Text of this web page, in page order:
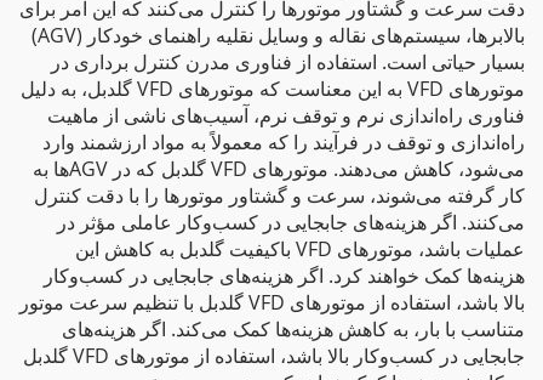
دقت سرعت و گشتاور موتورها را کنترل می‌کنند که این امر برای
بالابرها، سیستم‌های نقاله و وسایل نقلیه راهنمای خودکار (AGV)
بسیار حیاتی است. استفاده از فناوری مدرن کنترل برداری در
موتورهای VFD به این معناست که موتورهای VFD گلدبل، به دلیل
فناوری راه‌اندازی نرم و توقف نرم، آسیب‌های ناشی از ماهیت
راه‌اندازی و توقف در فرآیند را که معمولاً به مواد ارزشمند وارد
می‌شود، کاهش می‌دهند. موتورهای VFD گلدبل که در AGVها به
کار گرفته می‌شوند، سرعت و گشتاور موتورها را با دقت کنترل
می‌کنند. اگر هزینه‌های جابجایی در کسب‌وکار عاملی مؤثر در
عملیات باشد، موتورهای VFD باکیفیت گلدبل به کاهش این
هزینه‌ها کمک خواهند کرد. اگر هزینه‌های جابجایی در کسب‌وکار
بالا باشد، استفاده از موتورهای VFD گلدبل با تنظیم سرعت موتور
متناسب با بار، به کاهش هزینه‌ها کمک می‌کند. اگر هزینه‌های
جابجایی در کسب‌وکار بالا باشد، استفاده از موتورهای VFD گلدبل